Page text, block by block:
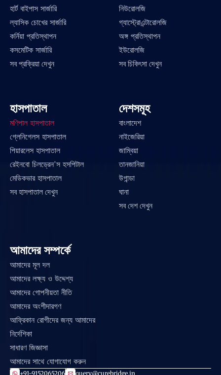
হার্ট বাইপাস সার্জারি
ল্যাসিক চোখের সার্জারি
কর্নিয়া প্রতিস্থাপন
কসমেটিক সার্জারি
সব প্রক্রিয়া দেখুন
নিউরোলজি
গ্যাস্ট্রোএন্টারোলজি
অঙ্গ প্রতিস্থাপন
ইউরোলজি
সব চিকিৎসা দেখুন
হাসপাতাল
মণিপাল হাসপাতাল
গ্লেনিগেলস হাসপাতাল
পিয়ারলেস হাসপাতাল
রেইনবো চিলড্রেন'স হসপিটাল
মেডিকভার হাসপাতাল
সব হাসপাতাল দেখুন
দেশসমূহ
বাংলাদেশ
নাইজেরিয়া
জাম্বিয়া
তানজানিয়া
উগান্ডা
ঘানা
সব দেশ দেখুন
আমাদের সম্পর্কে
আমাদের মূল দল
আমাদের লক্ষ্য ও উদ্দেশ্য
আমাদের গোপনীয়তা নীতি
আমাদের অংশীদারগণ
আফ্রিকান রোগীদের জন্য আমাদের
নির্দেশিকা
সাধারণ জিজ্ঞাসা
আমাদের সাথে যোগাযোগ করুন
+91-9152065206 query@curebridge.in